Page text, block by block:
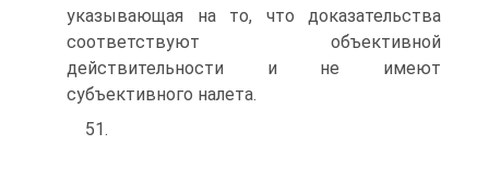
указывающая на то, что доказательства
соответствуют объективной
действительности и не имеют
субъективного налета.
51.